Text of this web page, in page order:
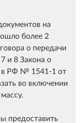
на
более 2
о передачи
и 8 Закона о
в РФ № 1541-1 от
во включении
предоставить